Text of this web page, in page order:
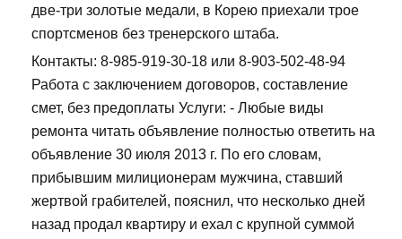
две-три золотые медали, в Корею приехали трое
спортсменов без тренерского штаба.
Контакты: 8-985-919-30-18 или 8-903-502-48-94
Работа с заключением договоров, составление
смет, без предоплаты Услуги: - Любые виды
ремонта читать объявление полностью ответить на
объявление 30 июля 2013 г. По его словам,
прибывшим милиционерам мужчина, ставший
жертвой грабителей, пояснил, что несколько дней
назад продал квартиру и ехал с крупной суммой